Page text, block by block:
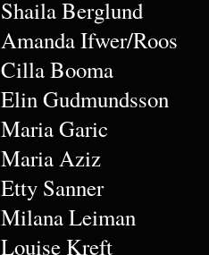
Shaila Berglund
Amanda Ifwer/Roos
Cilla Booma
Elin Gudmundsson
Maria Garic
Maria Aziz
Etty Sanner
Milana Leiman
Louise Kreft